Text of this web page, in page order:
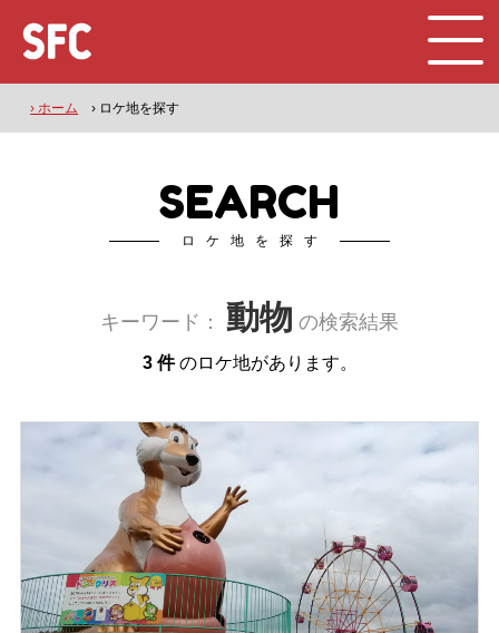
› ホーム › ロケ地を探す
SEARCH
ロケ地を探す
キーワード： 動物 の検索結果
3 件のロケ地があります。